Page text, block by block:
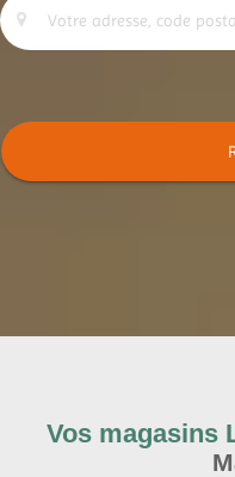
Vos magasins